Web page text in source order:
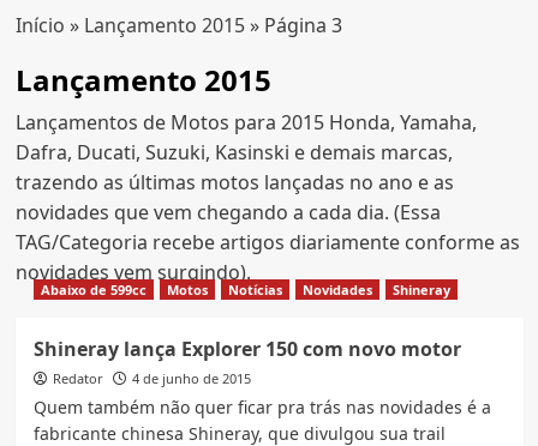
Início » Lançamento 2015» Página 3
Lançamento 2015
Lançamentos de Motos para 2015 Honda, Yamaha,
Dafra, Ducati, Suzuki, Kasinski e demais marcas,
trazendo as últimas motos lançadas no ano e as
novidades que vem chegando a cada dia. (Essa
TAG/Categoria recebe artigos diariamente conforme as
novidades vem surgindo).
Abaixo de 599cc Motos Notícias Novidades Shineray
Shineray lança Explorer 150 com novo motor
Redator 4 de junho de 2015
Quem também não quer ficar pra trás nas novidades é a
fabricante chinesa Shineray, que divulgou sua trail